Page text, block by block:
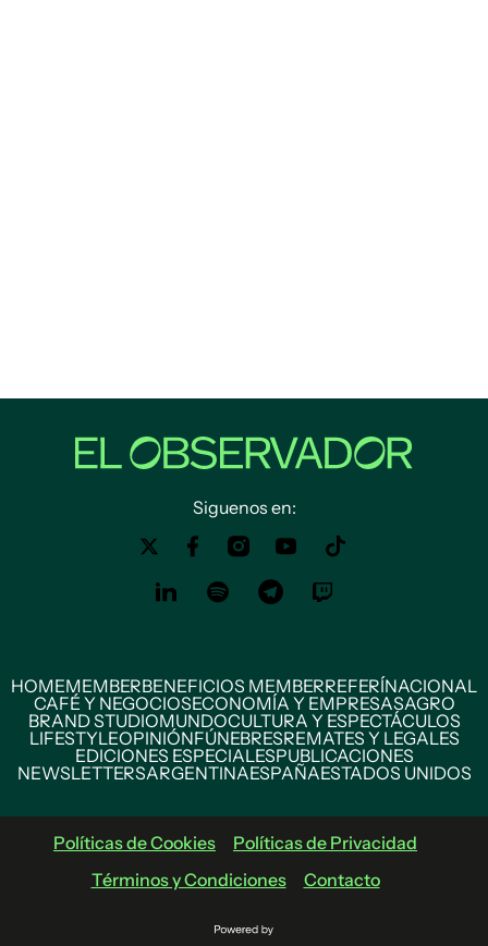
Siguenos en:
HOMEMEMBERBENEFICIOS MEMBERREFERÍNACIONAL
CAFÉ Y NEGOCIOSECONOMÍA Y EMPRESASAGRO
BRAND STUDIOMUNDOCULTURA Y ESPECTÁCULOS
LIFESTYLEOPINIÓNFÚNEBRESREMATES Y LEGALES
EDICIONES ESPECIALESPUBLICACIONES
NEWSLETTERSARGENTINAESPAÑAESTADOS UNIDOS
Políticas de Cookies
Políticas de Privacidad
Términos y Condiciones
Contacto